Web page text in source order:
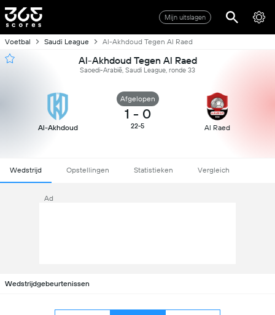
Mijn uitslagen
Voetbal Saudi League Al-Akhdoud Tegen Al Raed
Al-Akhdoud Tegen Al Raed
Saoedi-Arabië, Saudi League, ronde 33
Al-Akhdoud
Afgelopen
1 - 0
22-5 Al Raed
Wedstrijd Opstellingen Statistieken Vergleich
Ad
Wedstrijdgebeurtenissen